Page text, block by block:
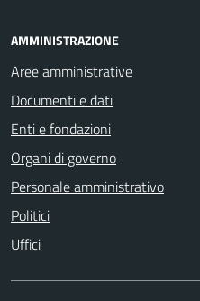
AMMINISTRAZIONE
Aree amministrative
Documenti e dati
Enti e fondazioni
Organi di governo
Personale amministrativo
Politici
Uffici